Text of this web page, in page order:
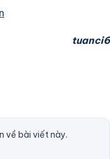
tuanci6
về bài viết này.